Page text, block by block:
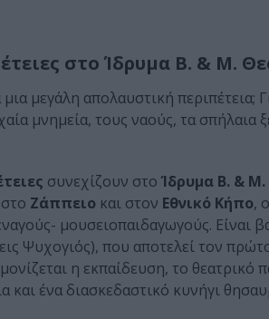
στο Ίδρυμα Β. & Μ.
μια μεγάλη απολαυστική
μνημεία, τους ναούς, τα
συνεχίζουν στο Ίδρυμα Β. &
Ζάππειο και στον Εθνικό Κήπο,
μουσειοπαιδαγωγούς. Είναι
Ψυχογιός), που αποτελεί τον
η εκπαίδευση, το θεατρικό
και ένα διασκεδαστικό κυνήγι